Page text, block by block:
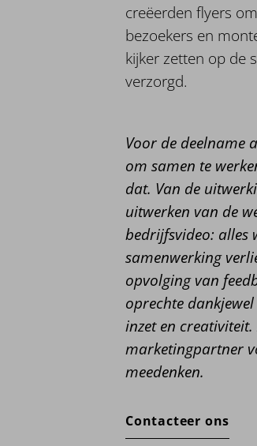
creëerden flyers
bezoekers en
kijker zetten op de
verzorgd.
Voor de deelname
om samen te
dat. Van de
uitwerken van de
bedrijfsvideo: alles
samenwerking
opvolging van
oprechte
inzet en
marketingpartner
meedenken.
Contacteer ons